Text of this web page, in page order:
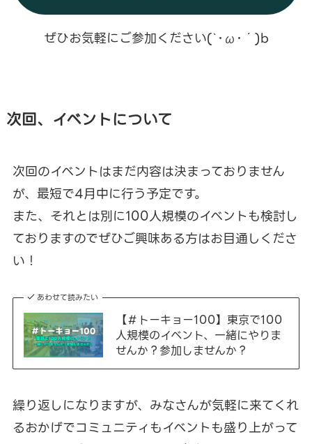
ぜひお気軽にご参加ください(`･ω･´)b
次回、イベントについて
次回のイベントはまだ内容は決まっておりません
が、最短で4月中に行う予定です。
また、それとは別に100人規模のイベントも検討し
ておりますのでぜひご興味ある方はお目通しくださ
い！
あわせて読みたい
【＃トーキョー100】東京で100
人規模のイベント、一緒にやりま
せんか？参加しませんか？
繰り返しになりますが、みなさんが気軽に来てくれ
るおかげでコミュニティもイベントも盛り上がって